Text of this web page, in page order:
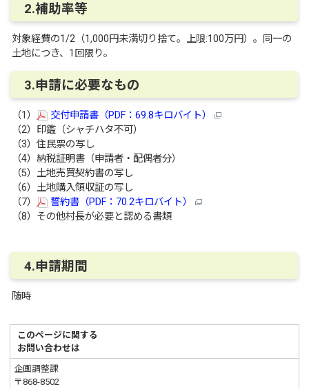
2.補助率等
対象経費の1/2（1,000円未満切り捨て。上限:100万円）。同一の
土地につき、1回限り。
3.申請に必要なもの
（1）
交付申請書（PDF：69.8キロバイト）
（2）印鑑（シャチハタ不可）
（3）住民票の写し
（4）納税証明書（申請者・配偶者分）
（5）土地売買契約書の写し
（6）土地購入領収証の写し
（7）
誓約書（PDF：70.2キロバイト）
（8）その他村⾧が必要と認める書類
4.申請期間
随時
このページに関する
お問い合わせは
企画調整課
〒868-8502